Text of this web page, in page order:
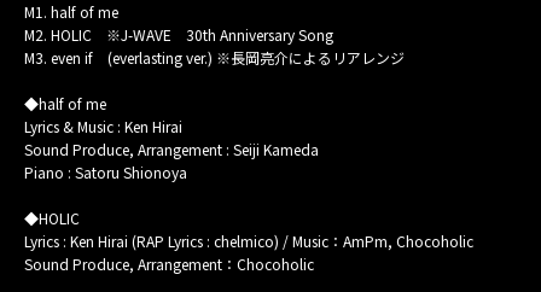
M1. half of me
M2. HOLIC ※J-WAVE 30th Anniversary Song
M3. even if (everlasting ver.) ※長岡亮介によるリアレンジ
◆half of me
Lyrics & Music : Ken Hirai
Sound Produce, Arrangement : Seiji Kameda
Piano : Satoru Shionoya
◆HOLIC
Lyrics : Ken Hirai (RAP Lyrics : chelmico) / Music：AmPm, Chocoholic
Sound Produce, Arrangement：Chocoholic